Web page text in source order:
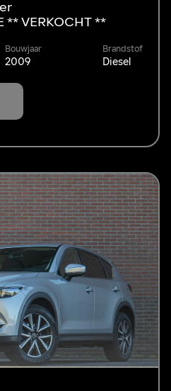
** VERKOCHT **
Bouwjaar
2009
Brandstof
Diesel